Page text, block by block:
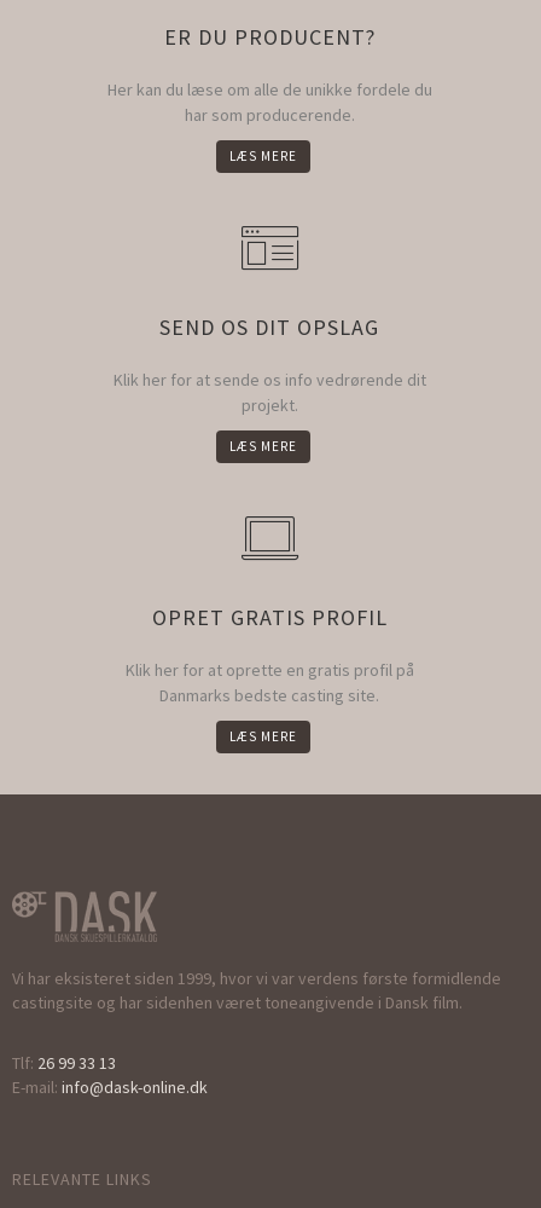
ER DU PRODUCENT?
Her kan du læse om alle de unikke fordele du
har som producerende.
LÆS MERE
SEND OS DIT OPSLAG
Klik her for at sende os info vedrørende dit
projekt.
LÆS MERE
OPRET GRATIS PROFIL
Klik her for at oprette en gratis profil på
Danmarks bedste casting site.
LÆS MERE
Vi har eksisteret siden 1999, hvor vi var verdens første formidlende
castingsite og har sidenhen været toneangivende i Dansk film.
Tlf: 26 99 33 13
E-mail: info@dask-online.dk
RELEVANTE LINKS